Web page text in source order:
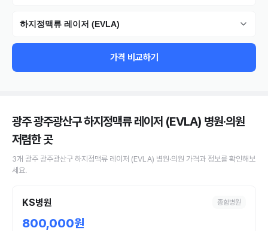
하지정맥류 레이저 (EVLA)
가격 비교하기
광주 광주광산구 하지정맥류 레이저 (EVLA) 병원·의원
저렴한 곳
3개 광주 광주광산구 하지정맥류 레이저 (EVLA) 병원·의원 가격과 정보를 확인해보
세요.
KS병원 종합병원
800,000원